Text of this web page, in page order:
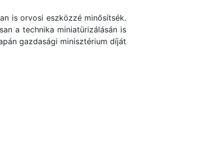
is orvosi eszközzé minősítsék.
a technika miniatürizálásán is
gazdasági minisztérium díját